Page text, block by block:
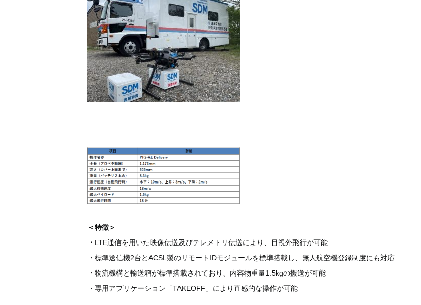
＜特徴＞
・ LTE通信を用いた映像伝送及びテレメトリ伝送により、目視外飛行が可能
・標準送信機2台とACSL製のリモートIDモジュールを標準搭載し、無人航空機登録制度にも対応
・物流機構と輸送箱が標準搭載されており、内容物重量1.5kgの搬送が可能
・専用アプリケーション「TAKEOFF」により直感的な操作が可能